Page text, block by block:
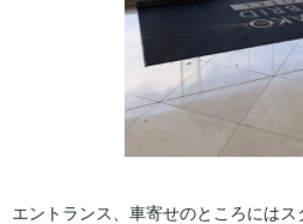
エントランス、車寄せのところには